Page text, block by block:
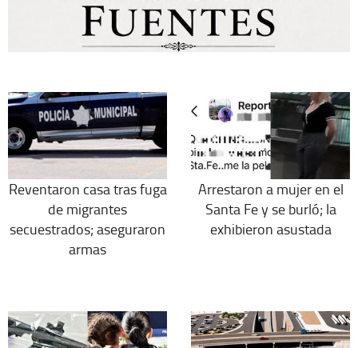
Reventaron casa tras fuga
de migrantes
secuestrados; aseguraron
armas
Arrestaron a mujer en el
Santa Fe y se burló; la
exhibieron asustada